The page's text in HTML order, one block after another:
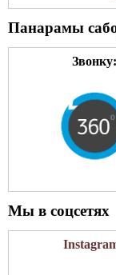
Панарамы
Звонку:
Мы в соцсетях